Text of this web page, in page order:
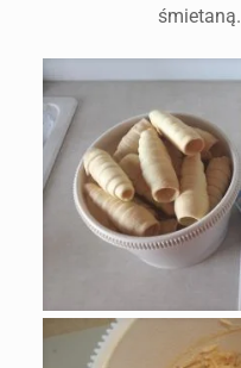
śmietaną.